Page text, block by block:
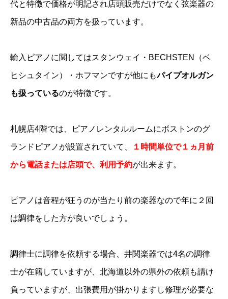
代と特徴で価格が明記され店頭販売だけでなく弦楽器の
新品の中古品の両方を扱っています。
輸入ピアノに関してはスタンウェイ・BECHSTEN（ベ
ヒシュタイン）・ホフマンですが他にもパイプオルガン
も扱っているのが特徴です。
札幌店4階では、ピアノレンタルルームにボストンのグ
ランドピアノが設置されていて、 １時間単位で１ヵ月前
から電話または店頭で、利用予約が出来ます。
ピアノは音程が狂うのが当たり前の楽器なので年に２回
は調律をした方が良いでしょう。
調律士に調律を依頼する場合、井関楽器では4名の調律
士が在籍していますが、北海道以外の県外の依頼も請け
負っていますが、出張費用が掛かりますし修理が必要な